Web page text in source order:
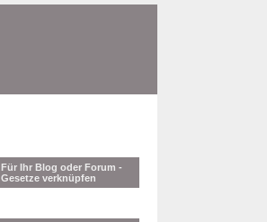
Für Ihr Blog oder Forum -
Gesetze verknüpfen